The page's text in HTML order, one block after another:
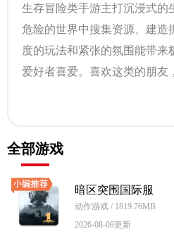
生存冒险类手游主打沉浸式的
危险的世界中搜集资源、建造
度的玩法和紧张的氛围能带来
爱好者喜爱。喜欢这类的朋友
全部游戏
暗区突围国际服
动作游戏 / 1819.76MB
2026-08-08更新